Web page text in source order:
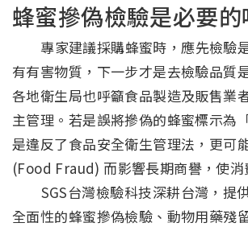
蜂蜜摻偽檢驗是必要的
專家建議採購蜂蜜時，應先檢驗
有有害物質，下一步才是去檢驗品質
各地衛生局也呼籲食品製造及販售業
主管理。若是誤將摻偽的蜂蜜標示為
是違反了食品安全衛生管理法，更可
(Food Fraud) 而影響長期商譽，使消
SGS台灣檢驗科技深耕台灣，提
全面性的蜂蜜摻偽檢驗、動物用藥殘